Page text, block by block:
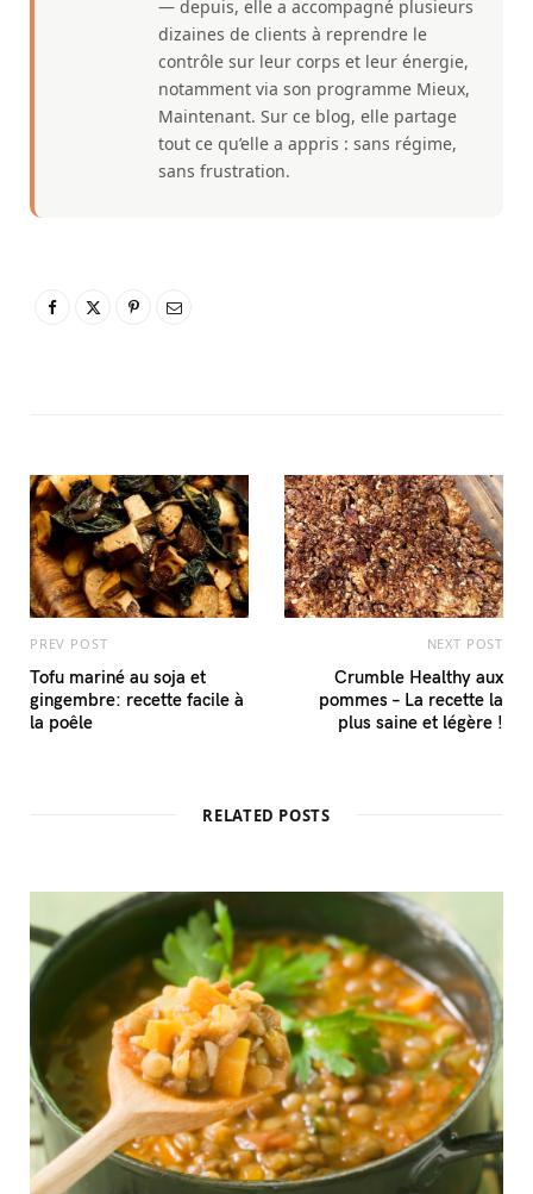
— depuis, elle a accompagné plusieurs
dizaines de clients à reprendre le
contrôle sur leur corps et leur énergie,
notamment via son programme Mieux,
Maintenant. Sur ce blog, elle partage
tout ce qu’elle a appris : sans régime,
sans frustration.
PREV POST
Tofu mariné au soja et
gingembre: recette facile à
la poêle
NEXT POST
Crumble Healthy aux
pommes – La recette la
plus saine et légère !
RELATED POSTS